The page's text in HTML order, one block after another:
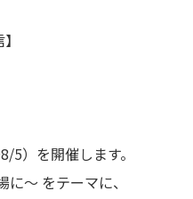
）を開催します。
～ をテーマに、